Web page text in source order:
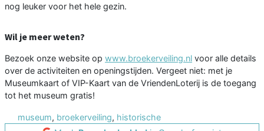
nog leuker voor het hele gezin.
Wil je meer weten?
Bezoek onze website op www.broekerveiling.nl voor alle details
over de activiteiten en openingstijden. Vergeet niet: met je
Museumkaart of VIP-Kaart van de VriendenLoterij is de toegang
tot het museum gratis!
museum, broekerveiling, historische